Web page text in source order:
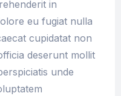
in
eu fugiat nulla
cupidatat non
deserunt mollit
unde